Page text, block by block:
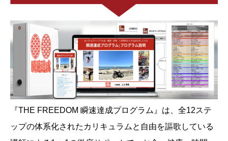
『THE FREEDOM 瞬速達成プログラム』は、全12ステ
ップの体系化されたカリキュラムと自由を謳歌している